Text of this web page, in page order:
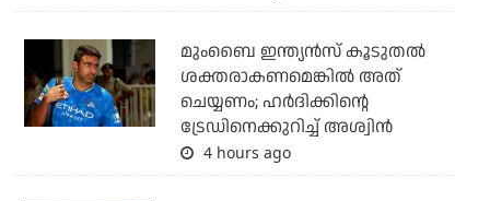
മുംബൈ ഇന്ത്യന്‍സ് കൂടുതല്‍
ശക്തരാകണമെങ്കില്‍ അത്
ചെയ്യണം; ഹര്‍ദിക്കിന്റെ
ട്രേഡിനെക്കുറിച്ച് അശ്വിന്‍
4 hours ago